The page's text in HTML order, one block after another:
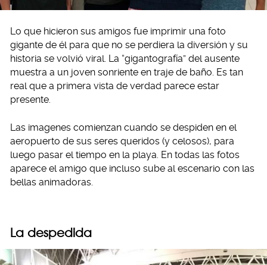
Lo que hicieron sus amigos fue imprimir una foto
gigante de él para que no se perdiera la diversión y su
historia se volvió viral. La “gigantografía” del ausente
muestra a un joven sonriente en traje de baño. Es tan
real que a primera vista de verdad parece estar
presente.
Las imagenes comienzan cuando se despiden en el
aeropuerto de sus seres queridos (y celosos), para
luego pasar el tiempo en la playa. En todas las fotos
aparece el amigo que incluso sube al escenario con las
bellas animadoras.
La despedida